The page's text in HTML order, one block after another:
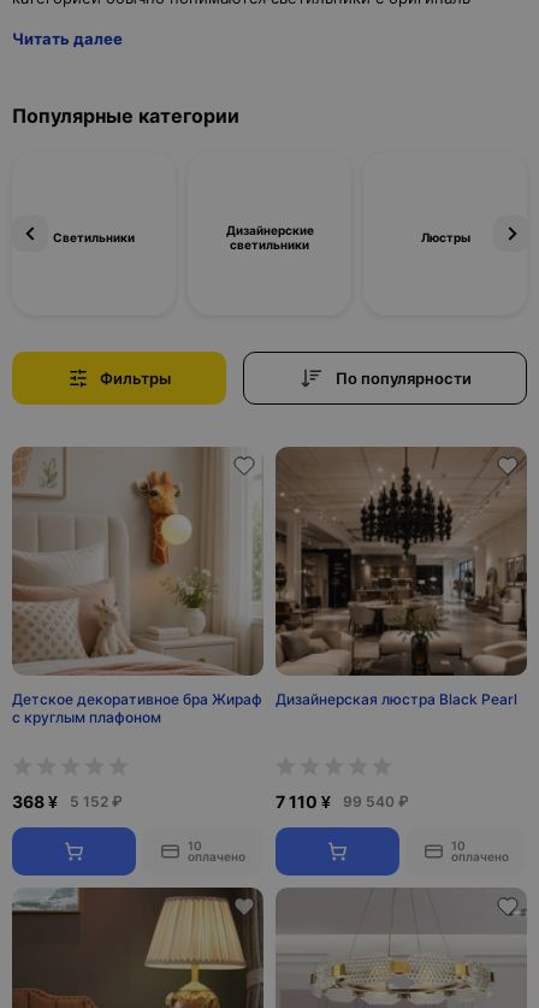
Читать далее
Популярные категории
Светильники
Дизайнерские
светильники
Люстры
Фильтры По популярности
Детское декоративное бра Жираф
с круглым плафоном
368 ¥ 5 152 ₽
10
оплачено
Дизайнерская люстра Black Pearl
7 110 ¥ 99 540 ₽
10
оплачено